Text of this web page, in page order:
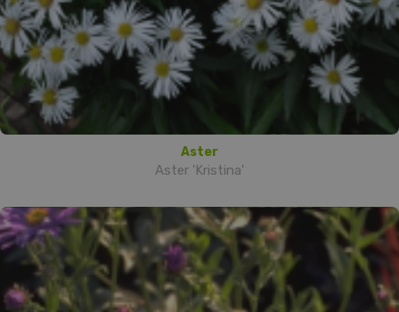
Aster
Aster 'Kristina'